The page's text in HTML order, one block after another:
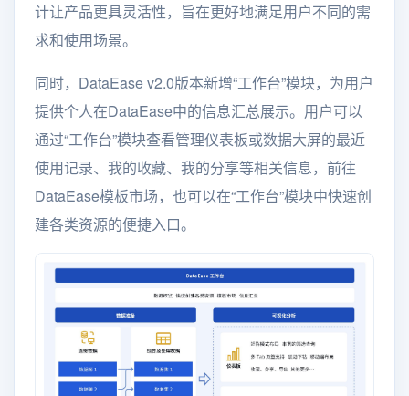
计让产品更具灵活性，旨在更好地满足用户不同的需
求和使用场景。
同时，DataEase v2.0版本新增“工作台”模块，为用户
提供个人在DataEase中的信息汇总展示。用户可以
通过“工作台”模块查看管理仪表板或数据大屏的最近
使用记录、我的收藏、我的分享等相关信息，前往
DataEase模板市场，也可以在“工作台”模块中快速创
建各类资源的便捷入口。